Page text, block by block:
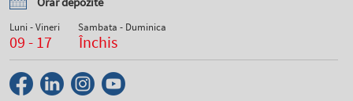
Luni - Vineri
09 - 17
Sambata - Duminica
Închis